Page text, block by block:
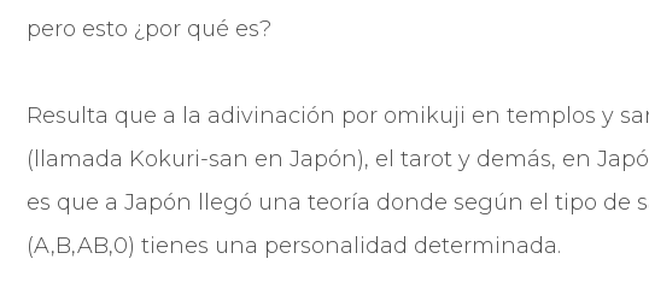
pero esto ¿por qué es?
Resulta que a la adivinación por omikuji en templos y
(llamada Kokuri-san en Japón), el tarot y demás, en
es que a Japón llegó una teoría donde según el tipo de
(A,B,AB,0) tienes una personalidad determinada.